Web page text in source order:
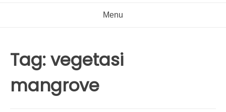
Menu
Tag:vegetasi
mangrove